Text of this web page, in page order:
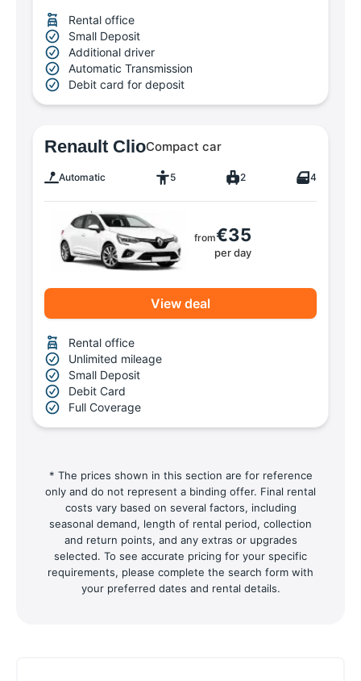
Rental office
Small Deposit
Additional driver
Automatic Transmission
Debit card for deposit
Renault ClioCompact car
Automatic 5 2 4
from€35
per day
View deal
Rental office
Unlimited mileage
Small Deposit
Debit Card
Full Coverage
* The prices shown in this section are for reference
only and do not represent a binding offer. Final rental
costs vary based on several factors, including
seasonal demand, length of rental period, collection
and return points, and any extras or upgrades
selected. To see accurate pricing for your specific
requirements, please complete the search form with
your preferred dates and rental details.